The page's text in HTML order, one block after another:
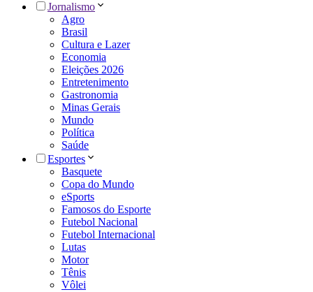
Jornalismo
Agro
Brasil
Cultura e Lazer
Economia
Eleições 2026
Entretenimento
Gastronomia
Minas Gerais
Mundo
Política
Saúde
Esportes
Basquete
Copa do Mundo
eSports
Famosos do Esporte
Futebol Nacional
Futebol Internacional
Lutas
Motor
Tênis
Vôlei